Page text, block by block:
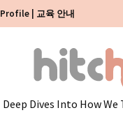
Profile | 교육 안내
Deep Dives Into How